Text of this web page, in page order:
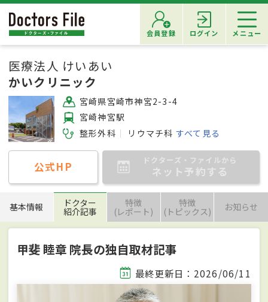
会員登録 ログイン メニュー
医療法人 けいあい
かいクリニック
宮崎県宮崎市神宮2-3-4
宮崎神宮駅
整形外科
リウマチ科 すべて見る
公式HP ドクターズ・ファイルから
ネット予約する
基本情報 ドクター
紹介記事
特徴
(レポート)
特徴
(トピックス) お知らせ
甲斐 睦章 院長の独自取材記事
最終更新日：2026/06/11